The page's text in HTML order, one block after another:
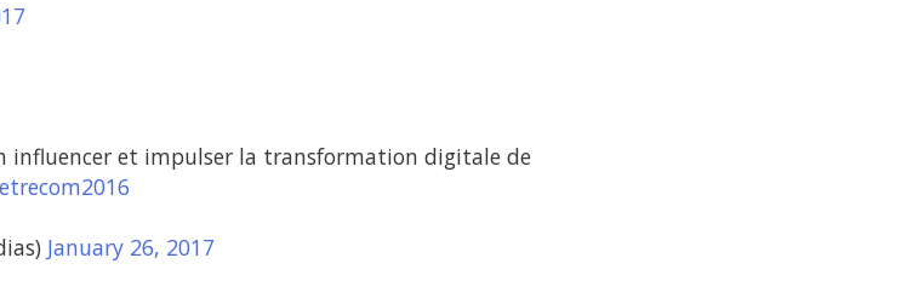
influencer et impulser la transformation digitale de
January 26, 2017